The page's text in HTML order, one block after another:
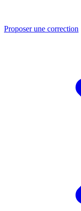
Proposer une correction